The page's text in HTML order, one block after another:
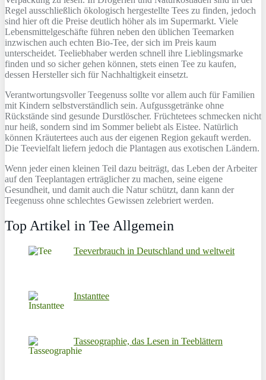
Regel ausschließlich ökologisch hergestellte Tees zu finden, jedoch
sind hier oft die Preise deutlich höher als im Supermarkt. Viele
Lebensmittelgeschäfte führen neben den üblichen Teemarken
inzwischen auch echten Bio-Tee, der sich im Preis kaum
unterscheidet. Teeliebhaber werden schnell ihre Lieblingsmarke
finden und so sicher gehen können, stets einen Tee zu kaufen,
dessen Hersteller sich für Nachhaltigkeit einsetzt.
Verantwortungsvoller Teegenuss sollte vor allem auch für Familien
mit Kindern selbstverständlich sein. Aufgussgetränke ohne
Rückstände sind gesunde Durstlöscher. Früchtetees schmecken nicht
nur heiß, sondern sind im Sommer beliebt als Eistee. Natürlich
können Kräutertees auch aus der eigenen Region gekauft werden.
Die Teevielfalt liefern jedoch die Plantagen aus exotischen Ländern.
Wenn jeder einen kleinen Teil dazu beiträgt, das Leben der Arbeiter
auf den Teeplantagen erträglicher zu machen, seine eigene
Gesundheit, und damit auch die Natur schützt, dann kann der
Teegenuss ohne schlechtes Gewissen zelebriert werden.
Top Artikel in Tee Allgemein
Teeverbrauch in Deutschland und weltweit
Instanttee
Tasseographie, das Lesen in Teeblättern